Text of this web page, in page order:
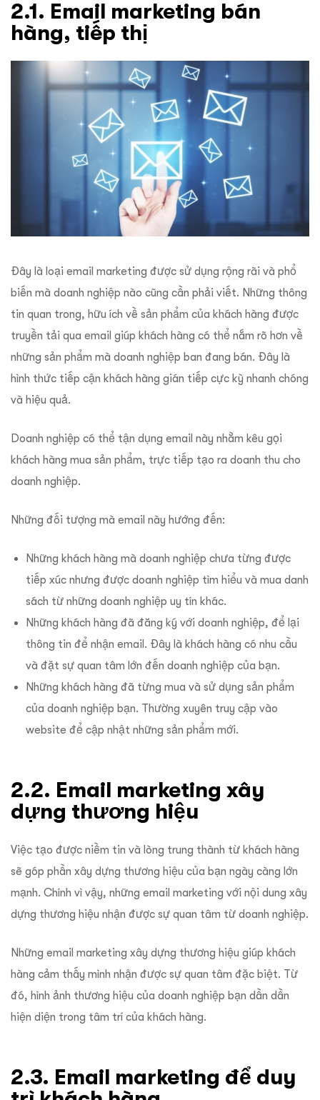
2.1. Email marketing bán
hàng, tiếp thị
Đây là loại email marketing được sử dụng rộng rãi và phổ
biến mà doanh nghiệp nào cũng cần phải viết. Những thông
tin quan trong, hữu ích về sản phẩm của khách hàng được
truyền tải qua email giúp khách hàng có thể nắm rõ hơn về
những sản phẩm mà doanh nghiệp ban đang bán. Đây là
hình thức tiếp cận khách hàng gián tiếp cực kỳ nhanh chóng
và hiệu quả.
Doanh nghiệp có thể tận dụng email này nhằm kêu gọi
khách hàng mua sản phẩm, trực tiếp tạo ra doanh thu cho
doanh nghiệp.
Những đối tượng mà email này hướng đến:
Những khách hàng mà doanh nghiệp chưa từng được
tiếp xúc nhưng được doanh nghiệp tìm hiểu và mua danh
sách từ những doanh nghiệp uy tín khác.
Những khách hàng đã đăng ký với doanh nghiệp, để lại
thông tin để nhận email. Đây là khách hàng có nhu cầu
và đặt sự quan tâm lớn đến doanh nghiệp của bạn.
Những khách hàng đã từng mua và sử dụng sản phẩm
của doanh nghiệp bạn. Thường xuyên truy cập vào
website để cập nhật những sản phẩm mới.
2.2. Email marketing xây
dựng thương hiệu
Việc tạo được niềm tin và lòng trung thành từ khách hàng
sẽ góp phần xây dựng thương hiệu của bạn ngày càng lớn
mạnh. Chính vì vậy, những email marketing với nội dung xây
dựng thương hiệu nhận được sự quan tâm từ doanh nghiệp.
Những email marketing xây dựng thương hiệu giúp khách
hàng cảm thấy mình nhận được sự quan tâm đặc biệt. Từ
đó, hình ảnh thương hiệu của doanh nghiệp bạn dần dần
hiện diện trong tâm trí của khách hàng.
2.3. Email marketing để duy